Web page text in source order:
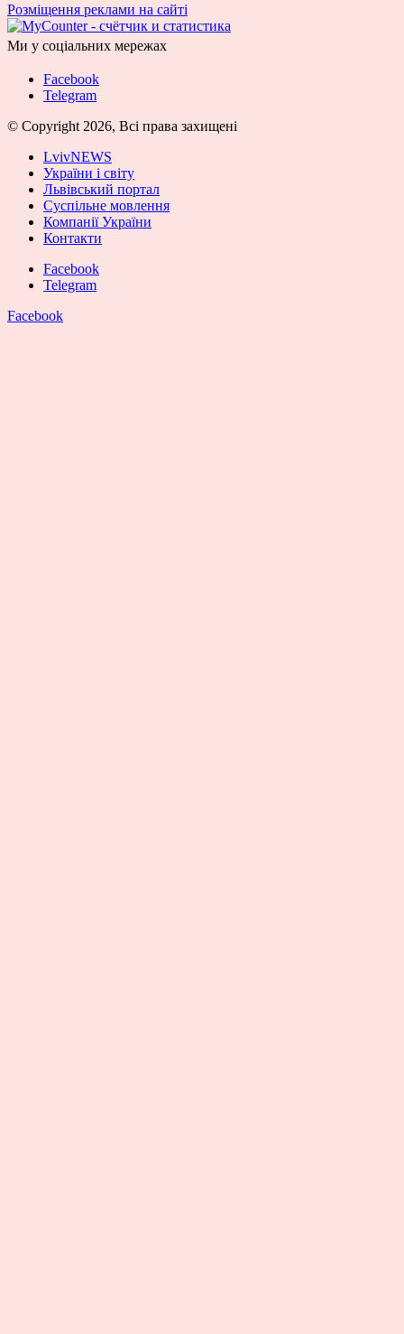
Розміщення реклами на сайті
Ми у соціальних мережах
Facebook
Telegram
© Copyright 2026, Всі права захищені
LvivNEWS
України і світу
Львівський портал
Суспільне мовлення
Компанії України
Контакти
Facebook
Telegram
Facebook